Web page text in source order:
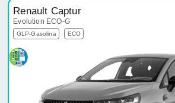
Renault Captur
Evolution ECO-G
GLP-Gasolina ECO